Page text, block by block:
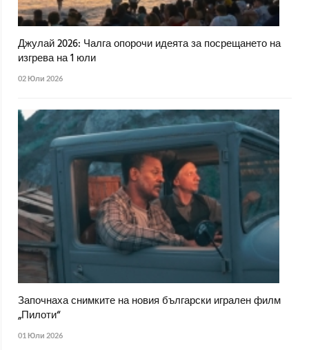
Джулай 2026: Чалга опорочи идеята за посрещането на
изгрева на 1 юли
02 Юли 2026
Започнаха снимките на новия български игрален филм
„Пилоти“
01 Юли 2026